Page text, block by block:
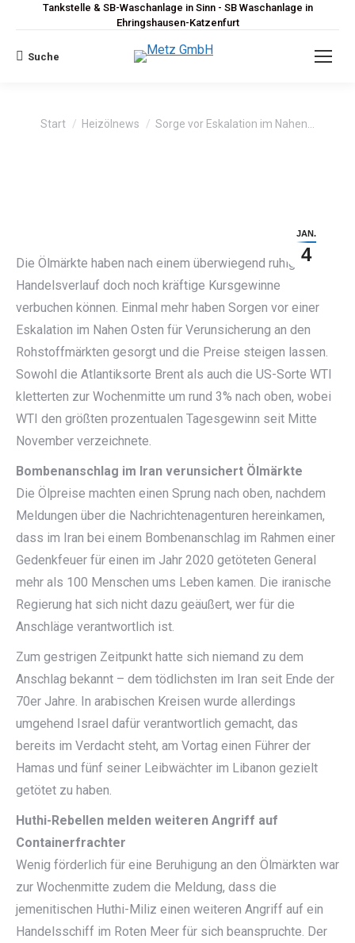
Tankstelle & SB-Waschanlage in Sinn - SB Waschanlage in
Ehringshausen-Katzenfurt
Search:
Suche
Sie befinden sich hier:
Start Heizölnews Sorge vor Eskalation im Nahen…
JAN.
4
Die Ölmärkte haben nach einem überwiegend ruhigen
Handelsverlauf doch noch kräftige Kursgewinne
verbuchen können. Einmal mehr haben Sorgen vor einer
Eskalation im Nahen Osten für Verunsicherung an den
Rohstoffmärkten gesorgt und die Preise steigen lassen.
Sowohl die Atlantiksorte Brent als auch die US-Sorte WTI
kletterten zur Wochenmitte um rund 3% nach oben, wobei
WTI den größten prozentualen Tagesgewinn seit Mitte
November verzeichnete.
Bombenanschlag im Iran verunsichert Ölmärkte
Die Ölpreise machten einen Sprung nach oben, nachdem
Meldungen über die Nachrichtenagenturen hereinkamen,
dass im Iran bei einem Bombenanschlag im Rahmen einer
Gedenkfeuer für einen im Jahr 2020 getöteten General
mehr als 100 Menschen ums Leben kamen. Die iranische
Regierung hat sich nicht dazu geäußert, wer für die
Anschläge verantwortlich ist.
Zum gestrigen Zeitpunkt hatte sich niemand zu dem
Anschlag bekannt – dem tödlichsten im Iran seit Ende der
70er Jahre. In arabischen Kreisen wurde allerdings
umgehend Israel dafür verantwortlich gemacht, das
bereits im Verdacht steht, am Vortag einen Führer der
Hamas und fünf seiner Leibwächter im Libanon gezielt
getötet zu haben.
Huthi-Rebellen melden weiteren Angriff auf
Containerfrachter
Wenig förderlich für eine Beruhigung an den Ölmärkten war
zur Wochenmitte zudem die Meldung, dass die
jemenitischen Huthi-Miliz einen weiteren Angriff auf ein
Handelsschiff im Roten Meer für sich beanspruchte. Der